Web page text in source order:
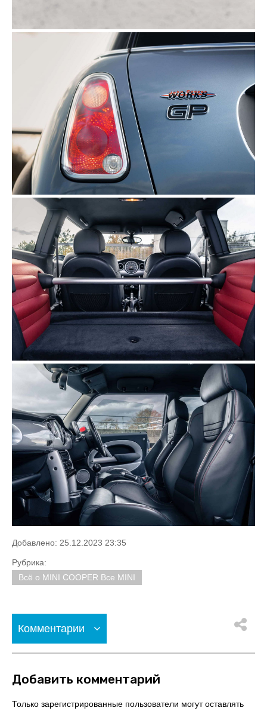
Добавлено: 25.12.2023 23:35
Рубрика:
Всё о MINI COOPER Все MINI
Комментарии
Добавить комментарий
Только зарегистрированные пользователи могут оставлять